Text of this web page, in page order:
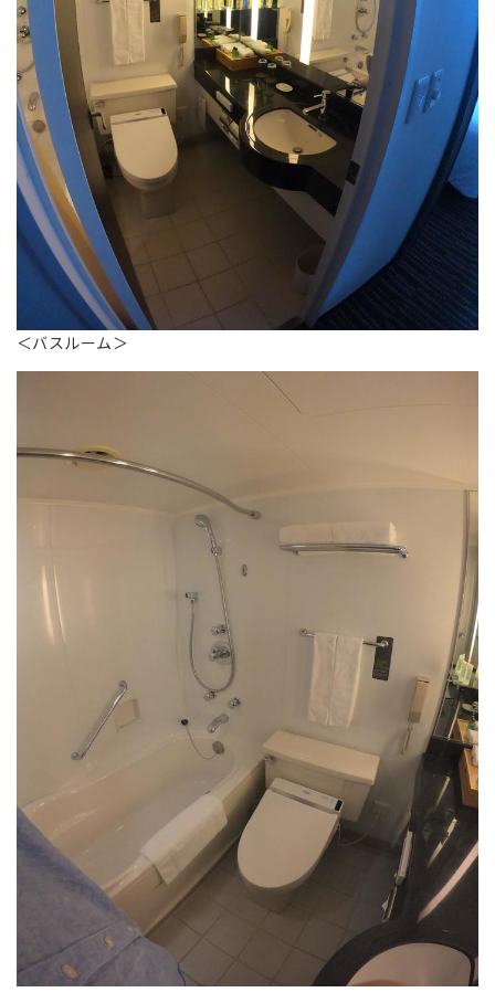
＜バスルーム＞